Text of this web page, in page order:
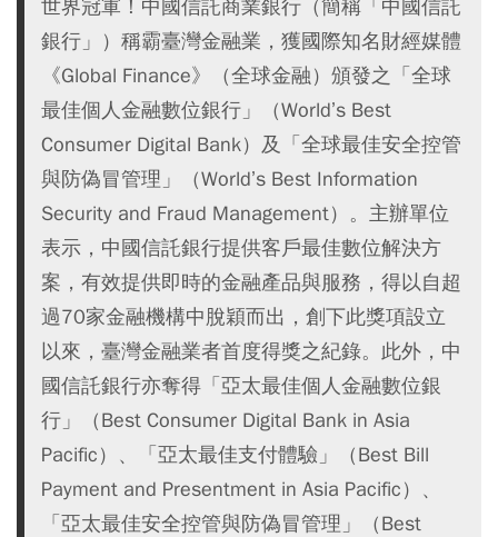
世界冠軍！中國信託商業銀行（簡稱「中國信託
銀行」）稱霸臺灣金融業，獲國際知名財經媒體
《Global Finance》（全球金融）頒發之「全球
最佳個人金融數位銀行」（World’s Best
Consumer Digital Bank）及「全球最佳安全控管
與防偽冒管理」（World’s Best Information
Security and Fraud Management）。主辦單位
表示，中國信託銀行提供客戶最佳數位解決方
案，有效提供即時的金融產品與服務，得以自超
過70家金融機構中脫穎而出，創下此獎項設立
以來，臺灣金融業者首度得獎之紀錄。此外，中
國信託銀行亦奪得「亞太最佳個人金融數位銀
行」（Best Consumer Digital Bank in Asia
Pacific）、「亞太最佳支付體驗」（Best Bill
Payment and Presentment in Asia Pacific）、
「亞太最佳安全控管與防偽冒管理」（Best